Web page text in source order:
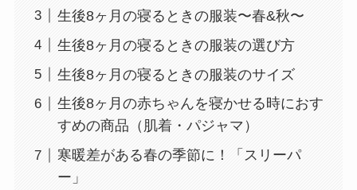
生後8ヶ月の寝るときの服装〜春&秋〜
生後8ヶ月の寝るときの服装の選び方
生後8ヶ月の寝るときの服装のサイズ
生後8ヶ月の赤ちゃんを寝かせる時におす
すめの商品（肌着・パジャマ）
寒暖差がある春の季節に！「スリーパ
ー」